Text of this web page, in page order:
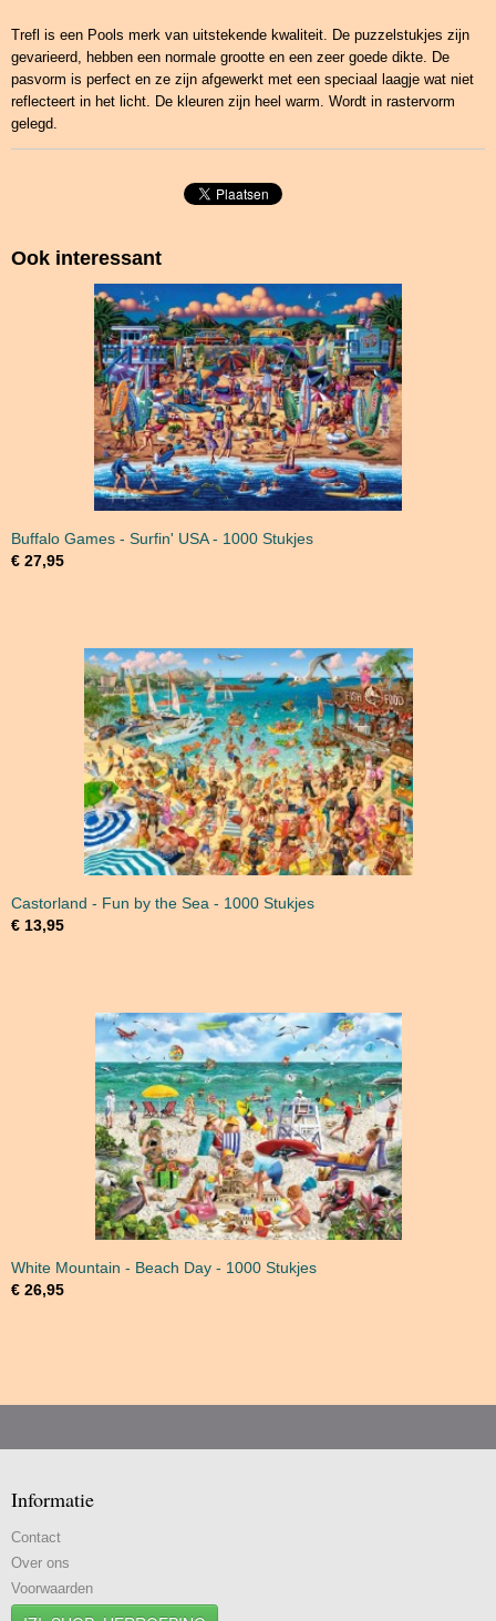
Trefl is een Pools merk van uitstekende kwaliteit. De puzzelstukjes zijn
gevarieerd, hebben een normale grootte en een zeer goede dikte. De
pasvorm is perfect en ze zijn afgewerkt met een speciaal laagje wat niet
reflecteert in het licht. De kleuren zijn heel warm. Wordt in rastervorm
gelegd.
Ook interessant
Buffalo Games - Surfin' USA - 1000 Stukjes
€ 27,95
Castorland - Fun by the Sea - 1000 Stukjes
€ 13,95
White Mountain - Beach Day - 1000 Stukjes
€ 26,95
Informatie
Contact
Over ons
Voorwaarden